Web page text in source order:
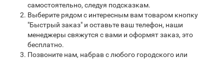
самостоятельно, следуя подсказкам.
Выберите рядом с интересным вам товаром кнопку
"Быстрый заказ" и оставьте ваш телефон, наши
менеджеры свяжутся с вами и оформят заказ, это
бесплатно.
Позвоните нам, набрав с любого городского или